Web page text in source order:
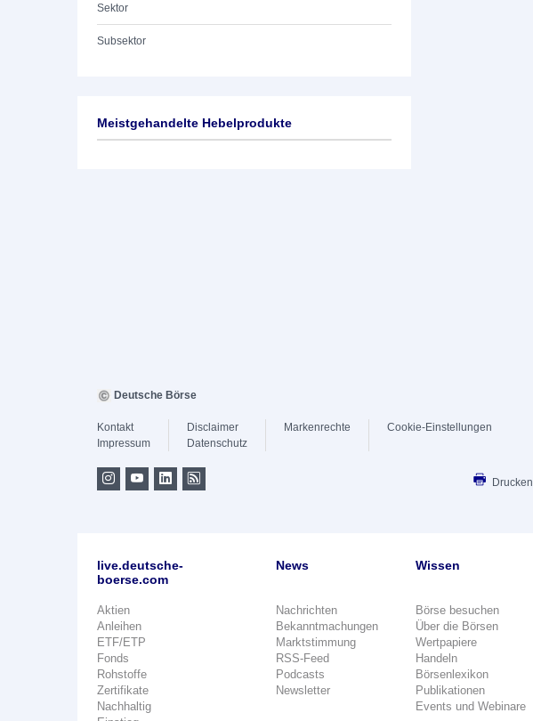
Sektor
Subsektor
Meistgehandelte Hebelprodukte
Deutsche Börse
Kontakt
Impressum
Disclaimer
Datenschutz
Markenrechte Cookie-Einstellungen
Drucken
live.deutsche-
boerse.com
Aktien
Anleihen
ETF/ETP
Fonds
Rohstoffe
Zertifikate
Nachhaltig
News
Nachrichten
Bekanntmachungen
Marktstimmung
RSS-Feed
Podcasts
Newsletter
Wissen
Börse besuchen
Über die Börsen
Wertpapiere
Handeln
Börsenlexikon
Publikationen
Events und Webinare